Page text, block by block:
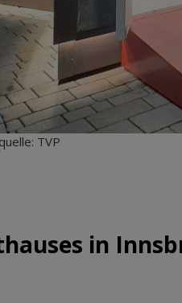
TVP
in